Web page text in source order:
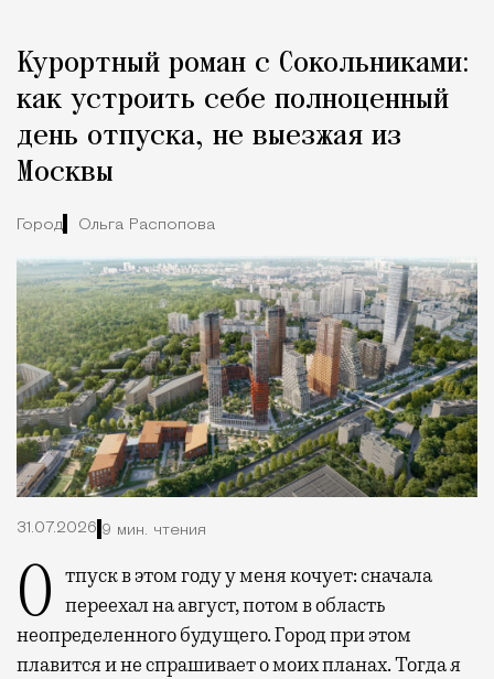
Курортный роман с Сокольниками:
как устроить себе полноценный
день отпуска, не выезжая из
Москвы
Город Ольга Распопова
31.07.2026 9 мин. чтения
Отпуск в этом году у меня кочует: сначала переехал на август, потом в область
неопределенного будущего. Город при этом
плавится и не спрашивает о моих планах. Тогда я